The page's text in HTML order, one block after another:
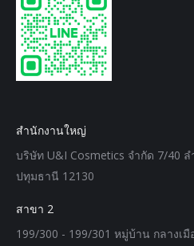
สำนักงานใหญ่
บริษัท U&I Cosmetics จำกัด 7/40
ปทุมธานี 12130
สาขา 2
199/300 - 199/301 หมู่บ้าน กลางเ